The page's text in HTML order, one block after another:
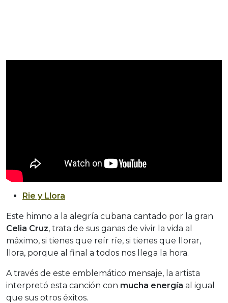
Rie y Llora
Este himno a la alegría cubana cantado por la gran
Celia Cruz, trata de sus ganas de vivir la vida al
máximo, si tienes que reír ríe, si tienes que llorar,
llora, porque al final a todos nos llega la hora.
A través de este emblemático mensaje, la artista
interpretó esta canción con mucha energía al igual
que sus otros éxitos.